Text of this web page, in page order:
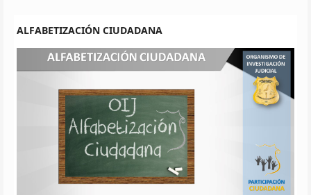
ALFABETIZACIÓN CIUDADANA